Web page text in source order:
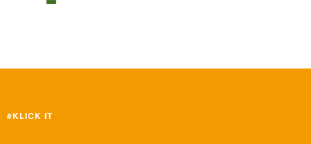
#KLICK IT